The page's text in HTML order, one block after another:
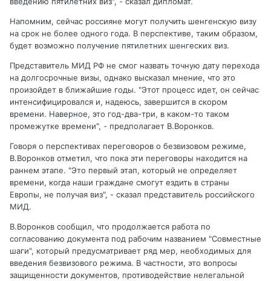
Напомним, сейчас россияне могут получить шенгенскую визу
на срок не более одного года. В перспективе, таким образом,
будет возможно получение пятилетних шенгеских виз.
Представитель МИД РФ не смог назвать точную дату перехода
на долгосрочные визы, однако высказал мнение, что это
произойдет в ближайшие годы. "Этот процесс идет, он сейчас
интенсифицировался и, надеюсь, завершится в скором
времени. Наверное, это год-два-три, в каком-то таком
промежутке времени", - предполагает В.Воронков.
Говоря о перспективах переговоров о безвизовом режиме,
В.Воронков отметил, что пока эти переговоры находится на
раннем этапе. "Это первый этап, который не определяет
времени, когда наши граждане смогут ездить в страны
Европы, не получая виз", - сказал представитель российского
МИД.
В.Воронков сообщил, что продолжается работа по
согласованию документа под рабочим названием "Совместные
шаги", который предусматривает ряд мер, необходимых для
введения безвизового режима. В частности, это вопросы
защищенности документов, противодействие нелегальной